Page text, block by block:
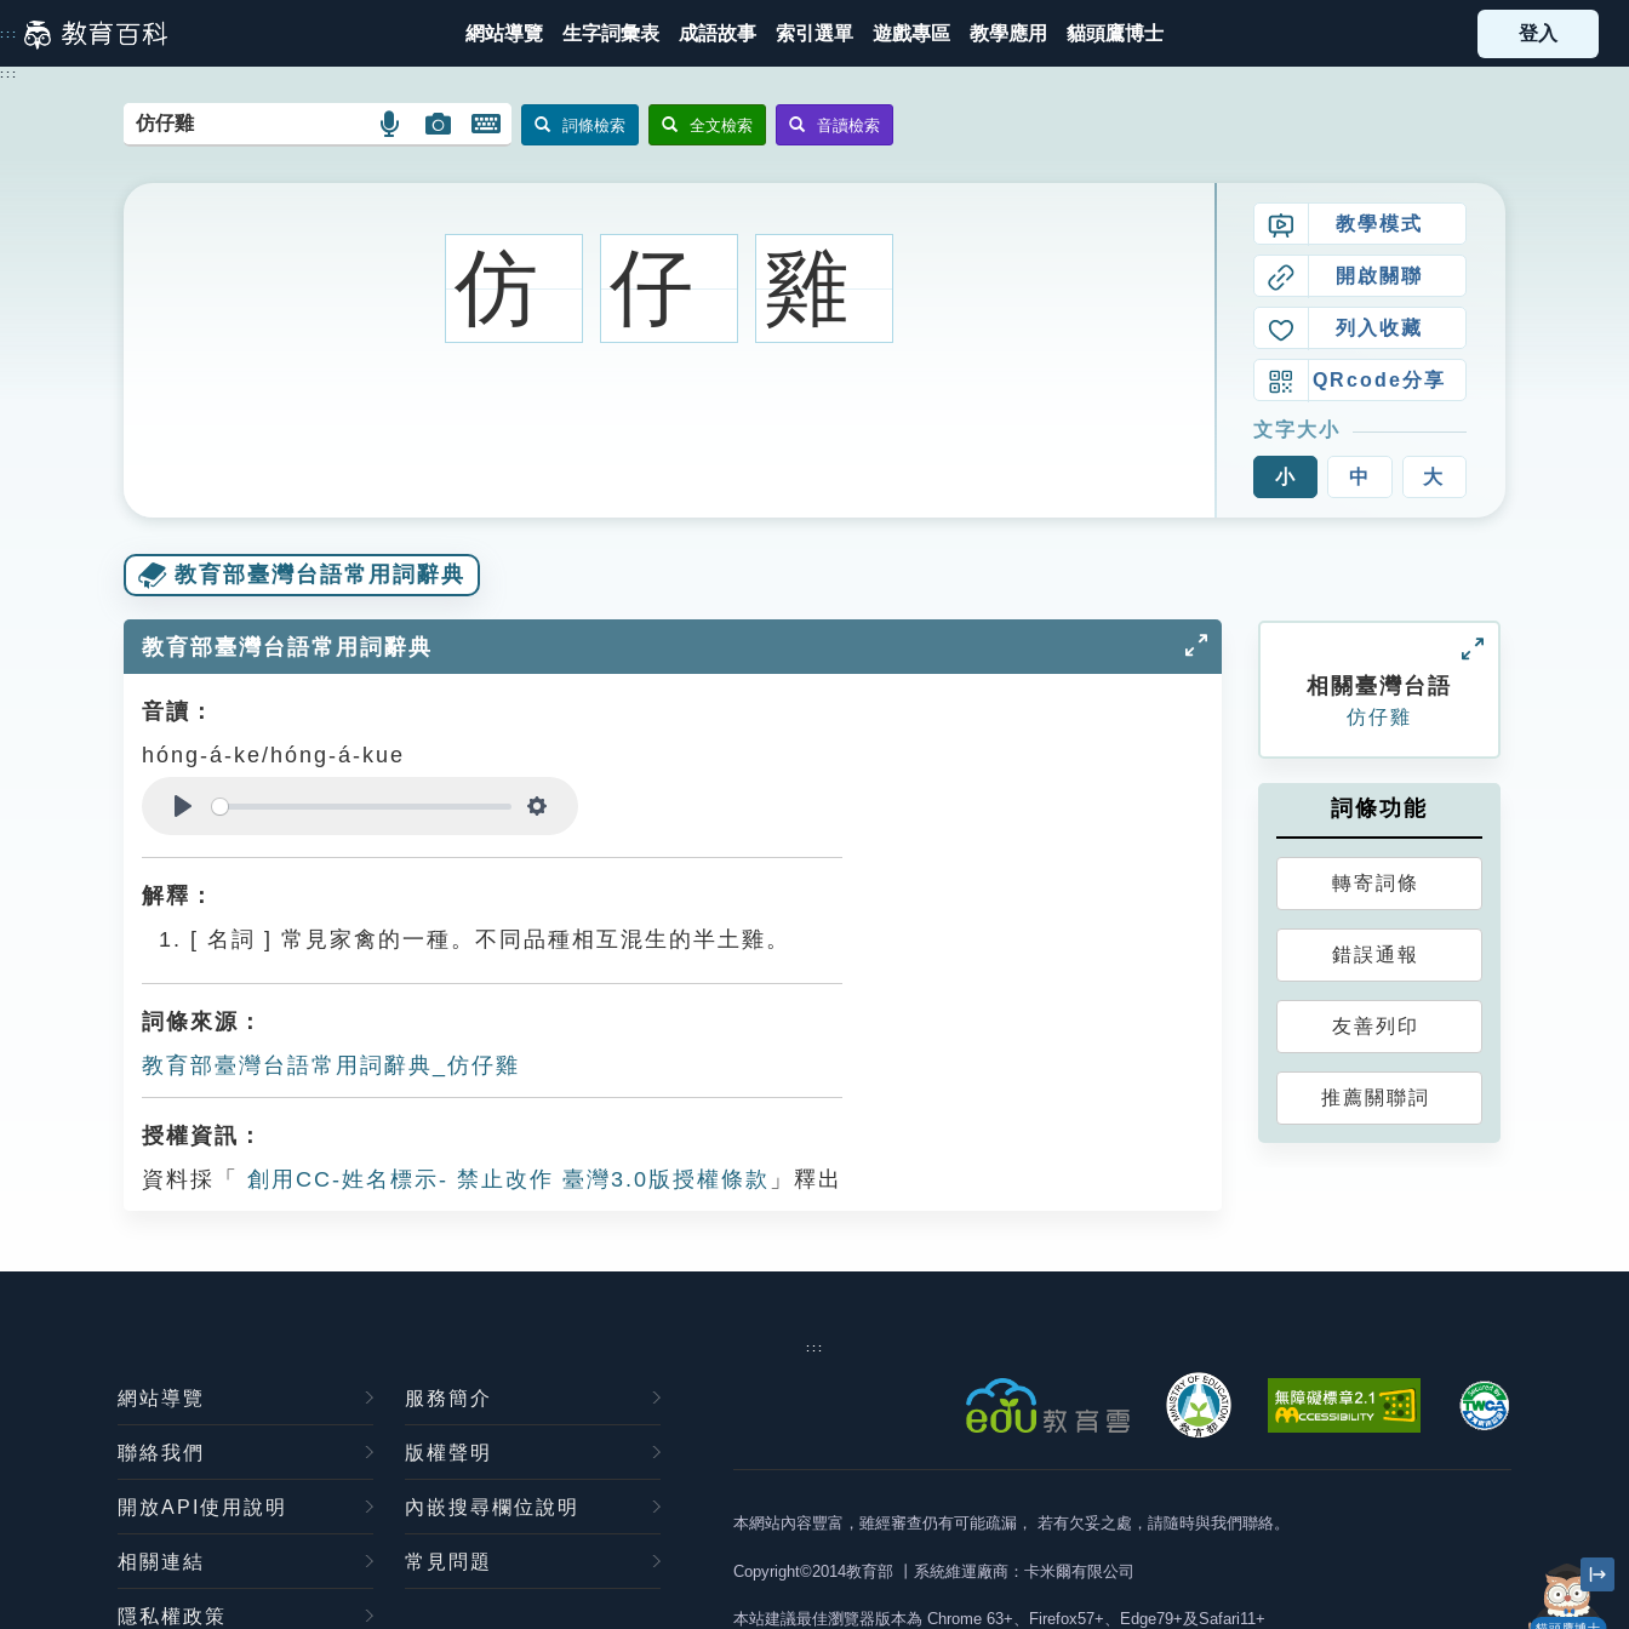
到
主
::: 網站導覽 生字詞彙表 成語故事 索引選單 遊戲專區 教學應用 貓頭鷹博士 登入
:::
語
搜
圖
搜
圖
開
鍵
圖
示
詞條檢索 全文檢索 音讀檢索
仿 仔 雞
教學模式
開啟關聯
列入收藏
QRcode分享
文字大小
小 中 大
教育部臺灣台語常用詞辭典
教育部臺灣台語常用詞辭典
音讀：
hóng-á-ke/hóng-á-kue
解釋：
[ 名詞 ] 常見家禽的一種。不同品種相互混生的半土雞。
詞條來源：
教育部臺灣台語常用詞辭典_仿仔雞
授權資訊：
資料採「
創用CC-姓名標示- 禁止改作 臺灣3.0版授權條款 」釋出
相關臺灣台語
仿仔雞
詞條功能
轉寄詞條
錯誤通報
友善列印
推薦關聯詞
:::
網站導覽 服務簡介
聯絡我們 版權聲明
開放API使用說明 內嵌搜尋欄位說明
相關連結 常見問題
隱私權政策
本網站內容豐富，雖經審查仍有可能疏漏， 若有欠妥之處，請隨時與我們聯絡。
Copyright©2014教育部 丨系統維運廠商：卡米爾有限公司
本站建議最佳瀏覽器版本為 Chrome 63+、Firefox57+、Edge79+及Safari11+